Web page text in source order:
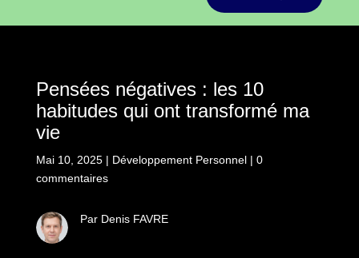
Pensées négatives : les 10
habitudes qui ont transformé ma
vie
Mai 10, 2025| Développement Personnel| 0
commentaires
Par Denis FAVRE